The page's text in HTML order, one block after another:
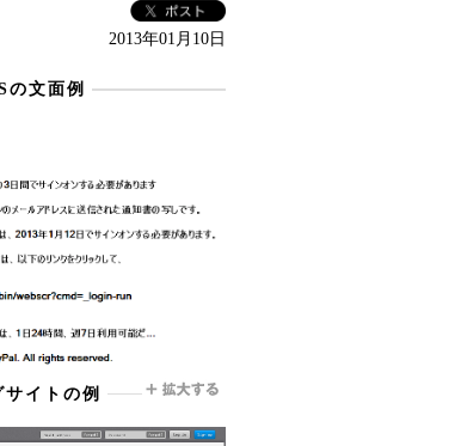
案内
2013年01月10日
の文面例
イトの例